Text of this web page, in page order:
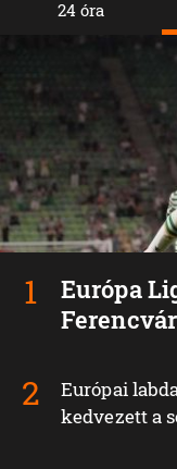
24 óra
Európa
Európai
kedvezett a